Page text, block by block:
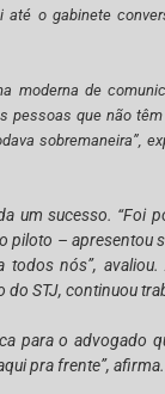
o gabinete
moderna de
pessoas que não
sobremaneira”,
um sucesso. “Foi
piloto – apresentou
todos nós”,
do STJ, continuou
para o advogado
pra frente”, afirma.